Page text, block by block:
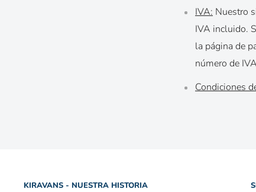
IVA: Nuestro
IVA incluido.
la página de
número de
Condiciones
KIRAVANS - NUESTRA HISTORIA